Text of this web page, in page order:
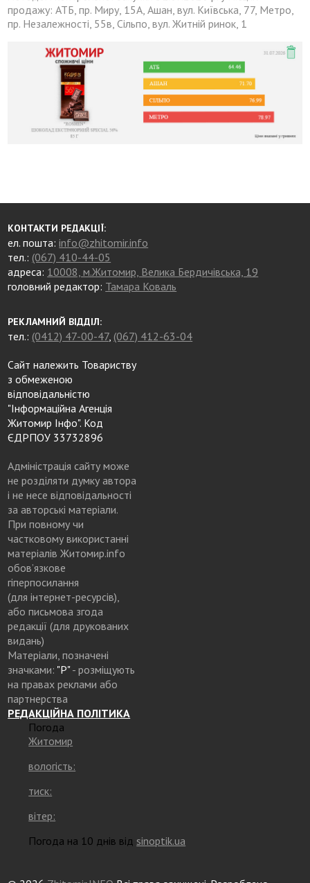
продажу: АТБ, пр. Миру, 15А, Ашан, вул. Київська, 77, Метро,
пр. Незалежності, 55в, Сільпо, вул. Житній ринок, 1
КОНТАКТИ РЕДАКЦІЇ:
ел. пошта:info@zhitomir.info
тел.: (067) 410-44-05
адреса: 10008, м.Житомир, Велика Бердичівська, 19
головний редактор: Тамара Коваль
РЕКЛАМНИЙ ВІДДІЛ:
тел.: (0412) 47-00-47, (067) 412-63-04
Сайт належить Товариству
з обмеженою
відповідальністю
"Інформаційна Агенція
Житомир Інфо". Код
ЄДРПОУ 33732896
Адміністрація сайту може
не розділяти думку автора
і не несе відповідальності
за авторські матеріали.
При повному чи
частковому використанні
матеріалів Житомир.info
обов’язкове
гіперпосилання
(для інтернет-ресурсів),
або письмова згода
редакції (для друкованих
видань)
Матеріали, позначені
значками: "Р"- розміщують
на правах реклами або
партнерства
РЕДАКЦІЙНА ПОЛІТИКА
Погода
Житомир
вологість:
тиск:
вітер:
Погода на 10 днів відsinoptik.ua